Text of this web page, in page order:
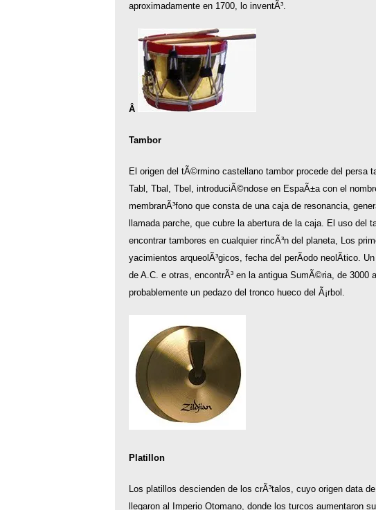
aproximadamente en 1700, lo inventÃ³.
Â
Tambor
El origen del tÃ©rmino castellano tambor procede del persa
Tabl, Tbal, Tbel, introduciÃ©ndose en EspaÃ±a con el
membranÃ³fono que consta de una caja de resonancia,
llamada parche, que cubre la abertura de la caja. El uso del
encontrar tambores en cualquier rincÃ³n del planeta, Los
yacimientos arqueolÃ³gicos, fecha del perÃ­odo neolÃ­tico.
de A.C. e otras, encontrÃ³ en la antigua SumÃ©ria, de 3000
probablemente un pedazo del tronco hueco del Ã¡rbol.
Platillon
Los platillos descienden de los crÃ³talos, cuyo origen data
llegaron al Imperio Otomano, donde los turcos aumentaron